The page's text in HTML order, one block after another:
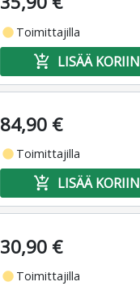
fiber_manual_record Toimittajilla
add_shopping_cart LISÄÄ KORIIN
84,90 €
fiber_manual_record Toimittajilla
add_shopping_cart LISÄÄ KORIIN
30,90 €
fiber_manual_record Toimittajilla